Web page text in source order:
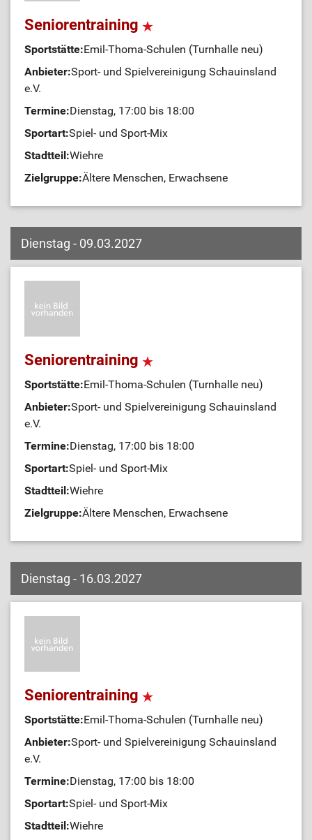
Seniorentraining
Sportstätte:Emil-Thoma-Schulen (Turnhalle neu)
Anbieter:Sport- und Spielvereinigung Schauinsland
e.V.
Termine:Dienstag, 17:00 bis 18:00
Sportart:Spiel- und Sport-Mix
Stadtteil:Wiehre
Zielgruppe:Ältere Menschen, Erwachsene
Dienstag - 09.03.2027
Seniorentraining
Sportstätte:Emil-Thoma-Schulen (Turnhalle neu)
Anbieter:Sport- und Spielvereinigung Schauinsland
e.V.
Termine:Dienstag, 17:00 bis 18:00
Sportart:Spiel- und Sport-Mix
Stadtteil:Wiehre
Zielgruppe:Ältere Menschen, Erwachsene
Dienstag - 16.03.2027
Seniorentraining
Sportstätte:Emil-Thoma-Schulen (Turnhalle neu)
Anbieter:Sport- und Spielvereinigung Schauinsland
e.V.
Termine:Dienstag, 17:00 bis 18:00
Sportart:Spiel- und Sport-Mix
Stadtteil:Wiehre